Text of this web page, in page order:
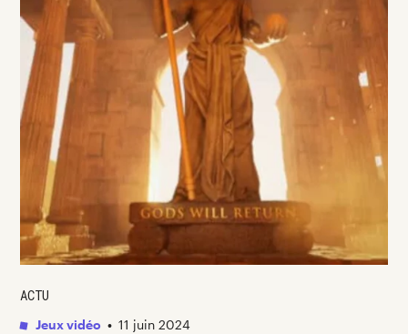
ACTU
Jeux vidéo • 11 juin 2024